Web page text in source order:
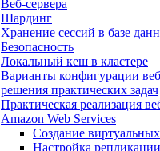
Веб-сервера
Шардинг
Хранение сессий в базе
Безопасность
Локальный кеш в кластере
Варианты конфигурации
решения практических задач
Практическая реализация
Amazon Web Services
Создание
Настройка